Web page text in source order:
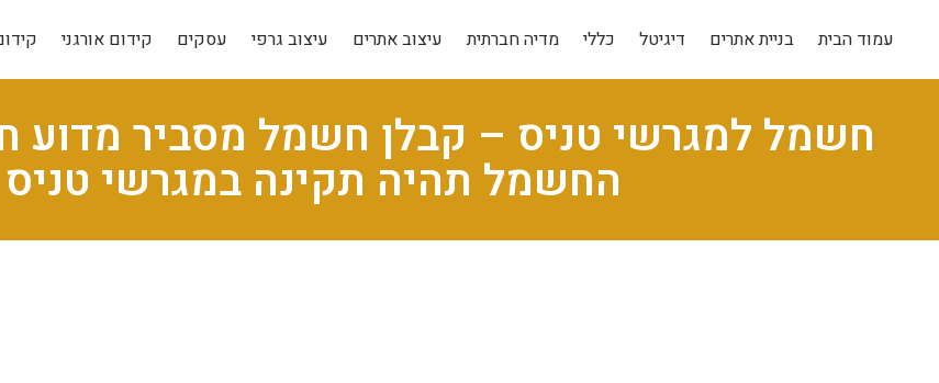
עמוד הבית בניית אתרים דיגיטל כללי מדיה חברתית עיצוב אתרים עיצוב גרפי עסקים קידום אורגני
חשמל למגרשי טניס – קבלן חשמל מסביר
החשמל תהיה תקינה במגרשי טניס